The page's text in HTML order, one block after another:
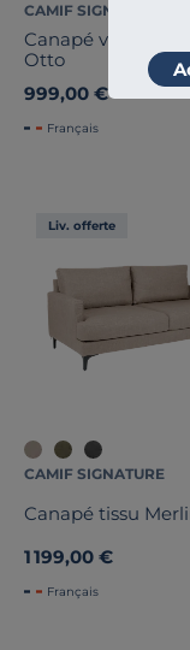
CAMIF SIGNATURE
Canapé velours
Otto
999,00 €
Français
Liv. offerte
CAMIF SIGNATURE
Canapé tissu
1 199,00 €
Français